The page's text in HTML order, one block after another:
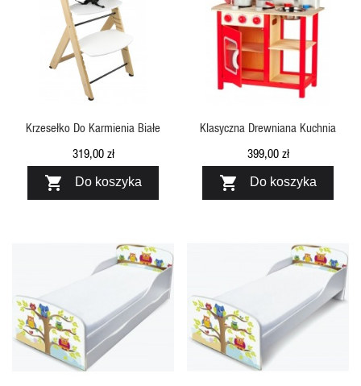
SZYBKI PODGLĄD
Krzesełko Do Karmienia Białe
319,00 zł
 Do koszyka
SZYBKI PODGLĄD
Klasyczna Drewniana Kuchnia
399,00 zł
 Do koszyka